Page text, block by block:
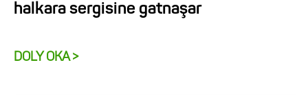
halkara sergisine gatnaşar
DOLY OKA >